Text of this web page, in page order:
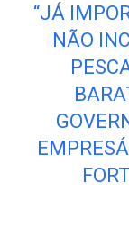
“JÁ
NÃO